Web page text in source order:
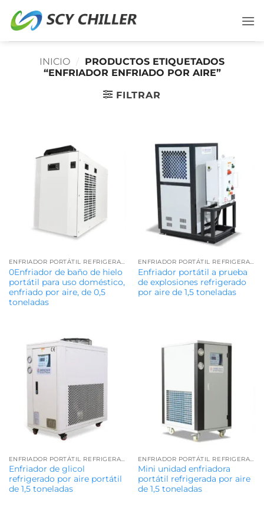
INICIO / PRODUCTOS ETIQUETADOS
“ENFRIADOR ENFRIADO POR AIRE”
FILTRAR
ENFRIADOR PORTÁTIL REFRIGERADO POR AIRE
0Enfriador de baño de hielo
portátil para uso doméstico,
enfriado por aire, de 0,5
toneladas
ENFRIADOR PORTÁTIL REFRIGERADO POR AIRE
Enfriador portátil a prueba
de explosiones refrigerado
por aire de 1,5 toneladas
Enfriador de glicol
refrigerado por aire portátil
de 1,5 toneladas
Mini unidad enfriadora
portátil refrigerada por aire
de 1,5 toneladas